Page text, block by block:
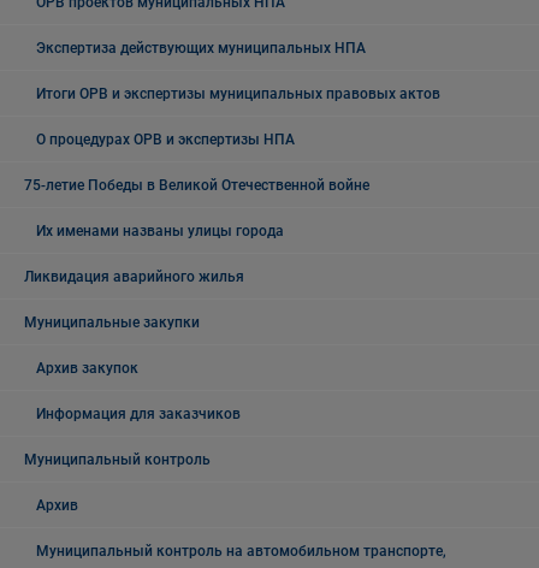
Экспертиза действующих муниципальных НПА
Итоги ОРВ и экспертизы муниципальных правовых актов
О процедурах ОРВ и экспертизы НПА
75-летие Победы в Великой Отечественной войне
Их именами названы улицы города
Ликвидация аварийного жилья
Муниципальные закупки
Архив закупок
Информация для заказчиков
Муниципальный контроль
Архив
Муниципальный контроль на автомобильном транспорте,